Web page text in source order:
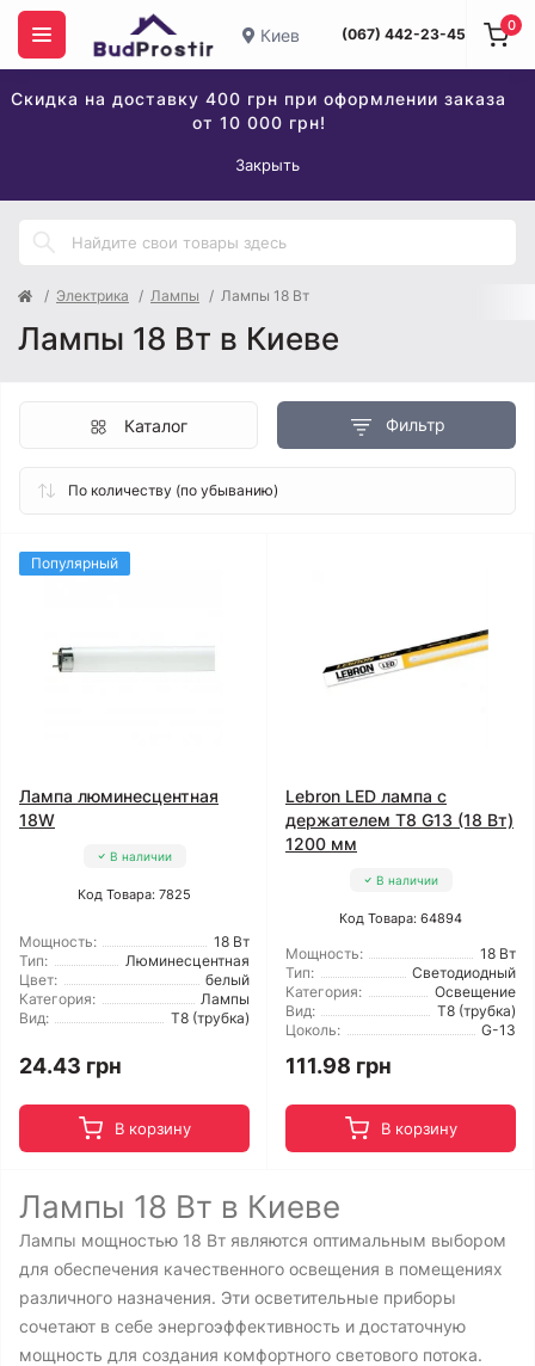
Киев (067) 442-23-45
Скидка на доставку 400 грн при оформлении заказа
от 10 000 грн!
Закрыть
0
Электрика Лампы Лампы 18 Вт
Лампы 18 Вт в Киеве
Фильтр
Каталог
Популярный
Лампа люминесцентная
18W
В наличии
Код Товара: 7825
Мощность:
18 Вт
Тип:
Люминесцентная
Цвет:
белый
Категория:
Лампы
Вид:
T8 (трубка)
24.43 грн
В корзину
Lebron LED лампа с
держателем Т8 G13 (18 Вт)
1200 мм
В наличии
Код Товара: 64894
Мощность:
18 Вт
Тип:
Светодиодный
Категория:
Освещение
Вид:
T8 (трубка)
Цоколь:
G-13
111.98 грн
В корзину
Лампы 18 Вт в Киеве
Лампы мощностью 18 Вт являются оптимальным выбором
для обеспечения качественного освещения в помещениях
различного назначения. Эти осветительные приборы
сочетают в себе энергоэффективность и достаточную
мощность для создания комфортного светового потока.